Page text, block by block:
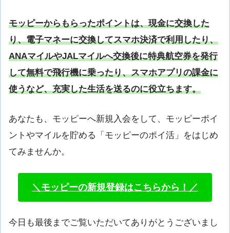
モッピーからもらったポイントは、現金に交換した
り、電子マネーに交換してスマホ決済で利用したり、
ANAマイルやJALマイルへ交換後に特典航空券を発行
して無料で飛行機に乗ったり、スマホアプリの課金に
使うなど、充実した生活を送るのに役立ちます。
あなたも、モッピーへ新規入会をして、モッピーポイ
ントやマイルを貯める「モッピーのポイ活」をはじめ
てみませんか。
＼モッピーの新規登録はこちらから！／
今日も最後までご覧いただいてありがとうございまし